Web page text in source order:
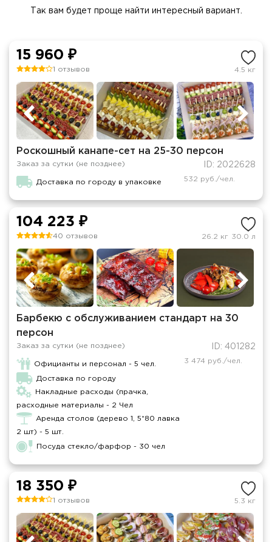
Так вам будет проще найти интересный вариант.
15 960 ₽
1 отзывов 4.5 кг
Роскошный канапе-сет на 25-30 персон
Заказ за сутки (не позднее) ID: 2022628
Доставка по городу в упаковке 532 руб./чел.
104 223 ₽
40 отзывов 26.2 кг 30.0 л
Барбекю с обслуживанием стандарт на 30
персон
Заказ за сутки (не позднее) ID: 401282
Официанты и персонал - 5 чел.
Доставка по городу
Накладные расходы (прачка,
расходные материалы - 2 Чел
Аренда столов (дерево 1, 5*80 лавка
2 шт) - 5 шт.
Посуда стекло/фарфор - 30 чел
3 474 руб./чел.
18 350 ₽
1 отзывов 5.3 кг